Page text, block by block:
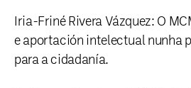
Iria-Friné Rivera Vázquez: O
e aportación intelectual nunha
para a cidadanía.